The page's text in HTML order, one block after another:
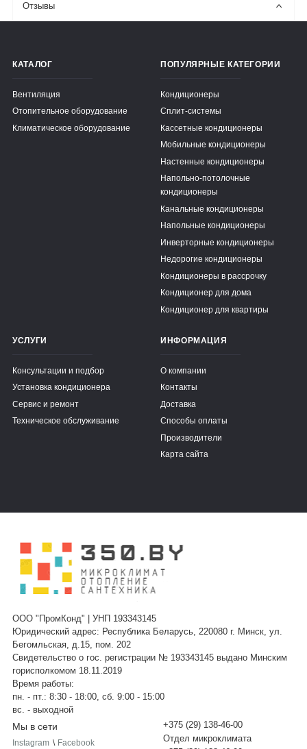
Отзывы
КАТАЛОГ
Вентиляция
Отопительное оборудование
Климатическое оборудование
ПОПУЛЯРНЫЕ КАТЕГОРИИ
Кондиционеры
Сплит-системы
Кассетные кондиционеры
Мобильные кондиционеры
Настенные кондиционеры
Напольно-потолочные
кондиционеры
Канальные кондиционеры
Напольные кондиционеры
Инверторные кондиционеры
Недорогие кондиционеры
Кондиционеры в рассрочку
Кондиционер для дома
Кондиционер для квартиры
УСЛУГИ
Консультации и подбор
Установка кондиционера
Сервис и ремонт
Техническое обслуживание
ИНФОРМАЦИЯ
О компании
Контакты
Доставка
Способы оплаты
Производители
Карта сайта
ООО "ПромКонд" | УНП 193343145
Юридический адрес: Республика Беларусь, 220080 г. Минск, ул.
Бегомльская, д.15, пом. 202
Свидетельство о гос. регистрации № 193343145 выдано Минским
горисполкомом 18.11.2019
Время работы:
пн. - пт.: 8:30 - 18:00, сб. 9:00 - 15:00
вс. - выходной
+375 (29) 138-46-00
Отдел микроклимата
Мы в сети
Instagram \ Facebook